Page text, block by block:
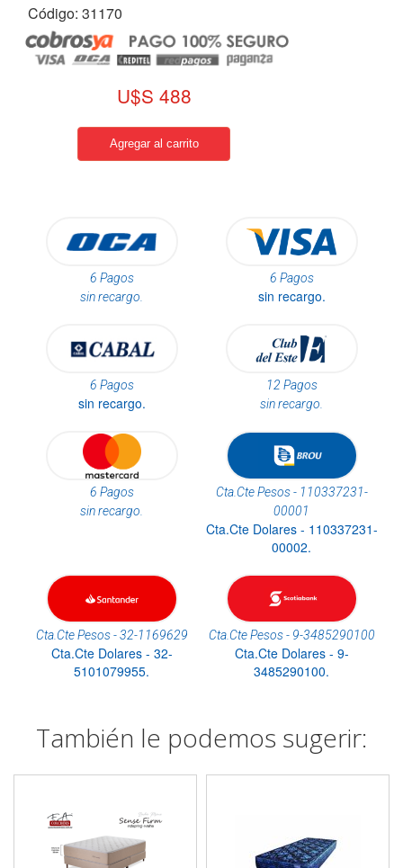
Código: 31170
U$S 488
6 Pagos
sin recargo.
6 Pagos
sin recargo.
6 Pagos
sin recargo.
12 Pagos
sin recargo.
6 Pagos
sin recargo.
Cta.Cte Pesos - 110337231-
00001
Cta.Cte Dolares - 110337231-
00002.
Cta.Cte Pesos - 32-1169629
Cta.Cte Dolares - 32-
5101079955.
Cta.Cte Pesos - 9-3485290100
Cta.Cte Dolares - 9-
3485290100.
También le podemos sugerir: